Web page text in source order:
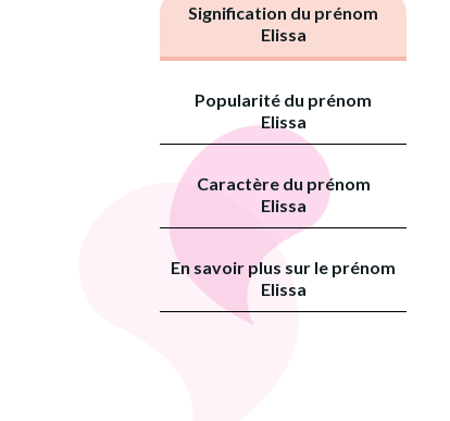
Signification du prénom
Elissa
Popularité du prénom
Elissa
Caractère du prénom
Elissa
En savoir plus sur le prénom
Elissa